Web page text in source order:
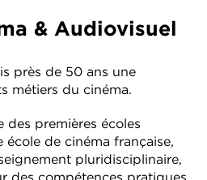
& Audiovisuel
près de 50 ans une
métiers du cinéma.
des premières écoles
de cinéma française,
pluridisciplinaire,